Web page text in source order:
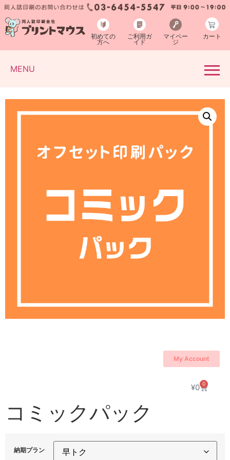
初めての
方へ
ご利用ガ
イド
マイペー
ジ
カート
MENU
My Account
¥0 0
コミックパック
納期プラン